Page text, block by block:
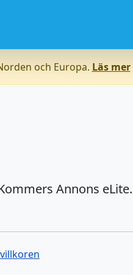
och Europa. Läs mer
Annons